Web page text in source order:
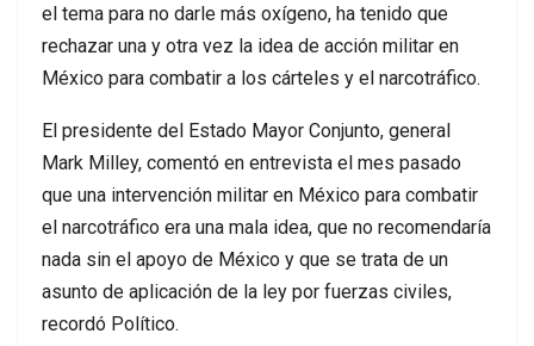
el tema para no darle más oxígeno, ha tenido que
rechazar una y otra vez la idea de acción militar en
México para combatir a los cárteles y el narcotráfico.
El presidente del Estado Mayor Conjunto, general
Mark Milley, comentó en entrevista el mes pasado
que una intervención militar en México para combatir
el narcotráfico era una mala idea, que no recomendaría
nada sin el apoyo de México y que se trata de un
asunto de aplicación de la ley por fuerzas civiles,
recordó Político.